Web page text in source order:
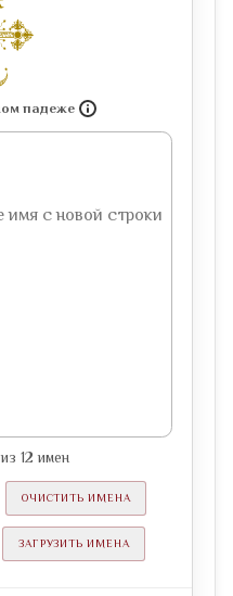
падеже
из 12 имен
ОЧИСТИТЬ ИМЕНА
ЗАГРУЗИТЬ ИМЕНА